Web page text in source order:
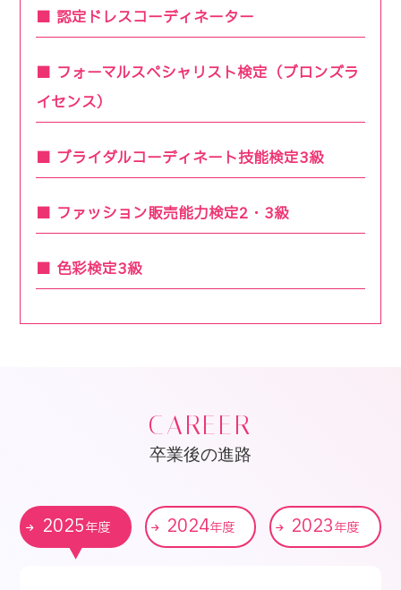
認定ドレスコーディネーター
フォーマルスペシャリスト検定（ブロンズラ
イセンス）
ブライダルコーディネート技能検定3級
ファッション販売能力検定2・3級
色彩検定3級
CAREER
卒業後の進路
2025年度 2024年度 2023年度